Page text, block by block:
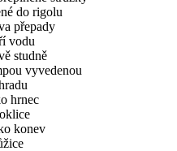
do rigolu
přepady
vodu
studně
vyvedenou
hrnec
konev